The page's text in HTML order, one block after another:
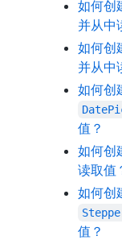
如何创
并从中
如何创
并从中
如何创
值？
如何创
读取值
如何创
值？